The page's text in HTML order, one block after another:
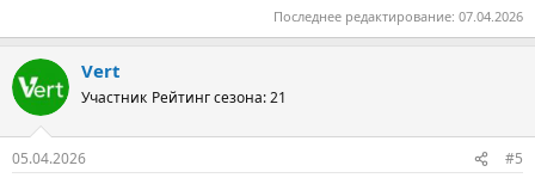
Последнее редактирование: 07.04.2026
Vert
Участник Рейтинг сезона: 21
05.04.2026 #5